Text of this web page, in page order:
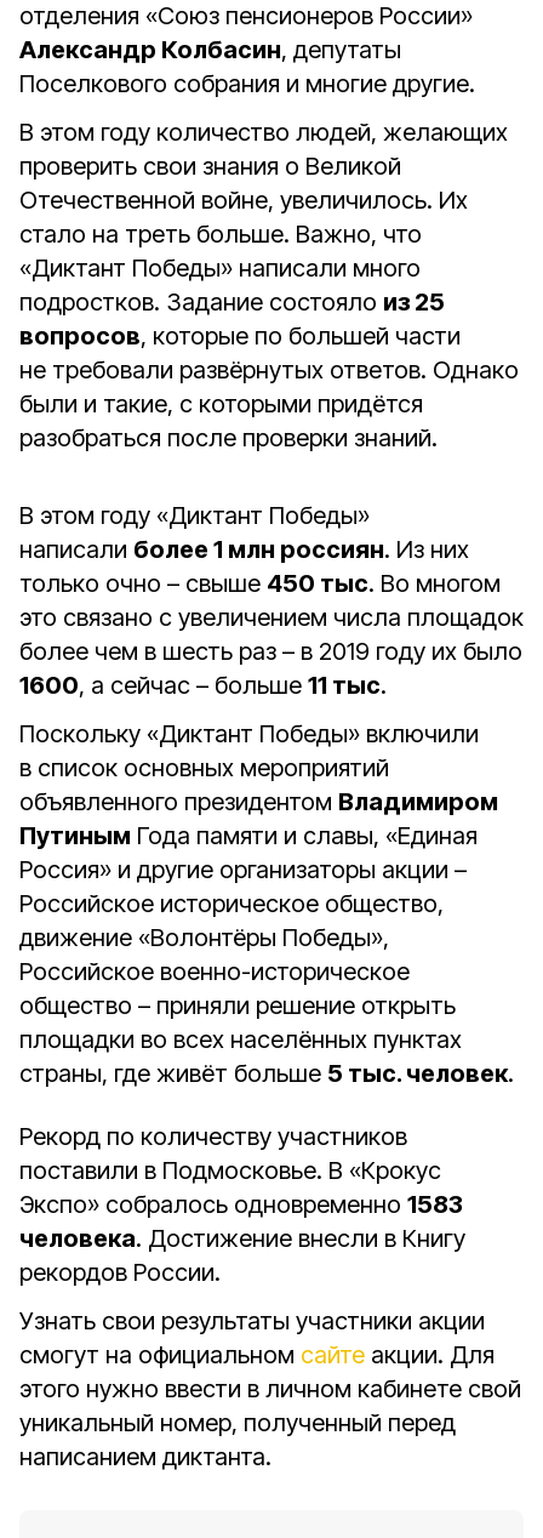
отделения «Союз пенсионеров России»
Александр Колбасин, депутаты
Поселкового собрания и многие другие.
В этом году количество людей, желающих
проверить свои знания о Великой
Отечественной войне, увеличилось. Их
стало на треть больше. Важно, что
«Диктант Победы» написали много
подростков. Задание состояло из 25
вопросов, которые по большей части
не требовали развёрнутых ответов. Однако
были и такие, с которыми придётся
разобраться после проверки знаний.
В этом году «Диктант Победы»
написали более 1 млн россиян. Из них
только очно – свыше 450 тыс. Во многом
это связано с увеличением числа площадок
более чем в шесть раз – в 2019 году их было
1600, а сейчас – больше 11 тыс.
Поскольку «Диктант Победы» включили
в список основных мероприятий
объявленного президентом Владимиром
Путиным Года памяти и славы, «Единая
Россия» и другие организаторы акции –
Российское историческое общество,
движение «Волонтёры Победы»,
Российское военно-историческое
общество – приняли решение открыть
площадки во всех населённых пунктах
страны, где живёт больше 5 тыс. человек.
Рекорд по количеству участников
поставили в Подмосковье. В «Крокус
Экспо» собралось одновременно 1583
человека. Достижение внесли в Книгу
рекордов России.
Узнать свои результаты участники акции
смогут на официальном сайте акции. Для
этого нужно ввести в личном кабинете свой
уникальный номер, полученный перед
написанием диктанта.